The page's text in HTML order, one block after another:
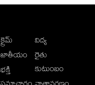
క్రైమ్
జాతీయం
భక్తి
విద్య
రైతు
కుటుంబం